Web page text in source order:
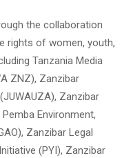
the collaboration
rights of women, youth,
Tanzania Media
ZNZ), Zanzibar
Zanzibar
Environment,
Zanzibar Legal
(PYI), Zanzibar